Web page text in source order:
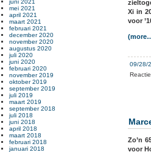
Xi in
voor
09/28/
Zo’n
voor
mei 2021
april 2021
maart 2021
februari 2021
december 2020
november 2020
augustus 2020
juli 2020
juni 2020
februari 2020
november 2019
oktober 2019
september 2019
juli 2019
maart 2019
september 2018
juli 2018
juni 2018
april 2018
maart 2018
februari 2018
januari 2018